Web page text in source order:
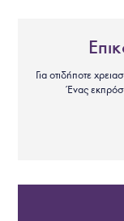
Για οτιδήποτε
Ένας